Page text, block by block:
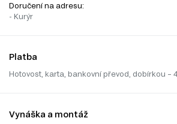
Doručení na adresu:
- Kurýr
Platba
Hotovost, karta, bankovní převod, dobírkou –
Vynáška a montáž